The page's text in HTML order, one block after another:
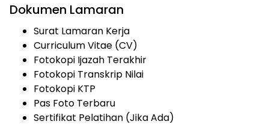
Dokumen Lamaran
Surat Lamaran Kerja
Curriculum Vitae (CV)
Fotokopi Ijazah Terakhir
Fotokopi Transkrip Nilai
Fotokopi KTP
Pas Foto Terbaru
Sertifikat Pelatihan (Jika Ada)